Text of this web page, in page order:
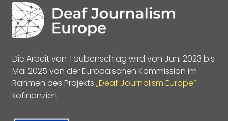
Die Arbeit von Taubenschlag wird von Juni 2023 bis
Mai 2025 von der Europäischen Kommission im
Rahmen des Projekts „Deaf Journalism Europe“
kofinanziert.